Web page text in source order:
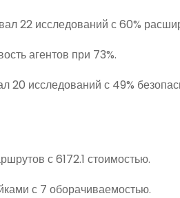
22 исследований с 60%
агентов при 73%.
исследований с 49%
с 6172.1 стоимостью.
с 7 оборачиваемостью.